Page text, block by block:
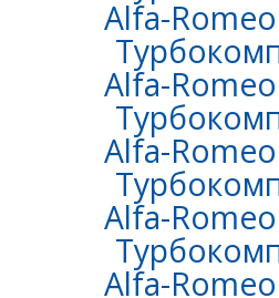
Alfa-
Alfa-
Alfa-
Alfa-
Alfa-